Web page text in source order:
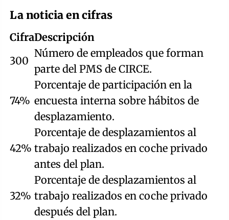
La noticia en cifras
CifraDescripción
300
Número de empleados que forman
parte del PMS de CIRCE.
74%
Porcentaje de participación en la
encuesta interna sobre hábitos de
desplazamiento.
42%
Porcentaje de desplazamientos al
trabajo realizados en coche privado
antes del plan.
32%
Porcentaje de desplazamientos al
trabajo realizados en coche privado
después del plan.